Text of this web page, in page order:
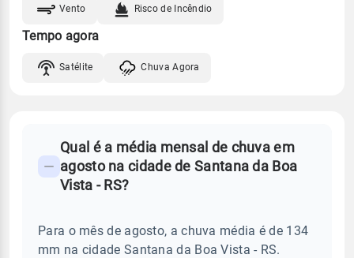
Vento Risco de Incêndio
Tempo agora
Satélite Chuva Agora
Perguntas
frequentes
chuva
Qual é a média mensal de chuva em
agosto na cidade de Santana da Boa
Vista - RS?
Para o mês de agosto, a chuva média é de 134
mm na cidade Santana da Boa Vista - RS.